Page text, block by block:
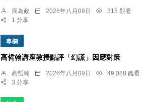
周為政 2026年八月09日
318 觀看
1 分享
專欄
高哲翰講座教授點評「幻謊」因應對策
高哲翰 2026年八月09日
49,088 觀看
3 分享